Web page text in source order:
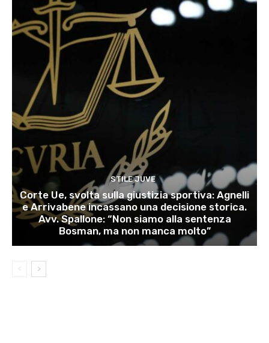
STILE JUVE
Corte Ue, svolta sulla giustizia sportiva: Agnelli
e Arrivabene incassano una decisione storica.
Avv. Spallone: “Non siamo alla sentenza
Bosman, ma non manca molto”